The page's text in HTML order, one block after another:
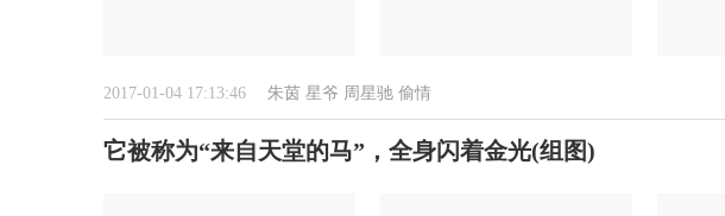
2017-01-04 17:13:46 朱茵 星爷 周星驰 偷情
它被称为“来自天堂的马”，全身闪着金光(组图)